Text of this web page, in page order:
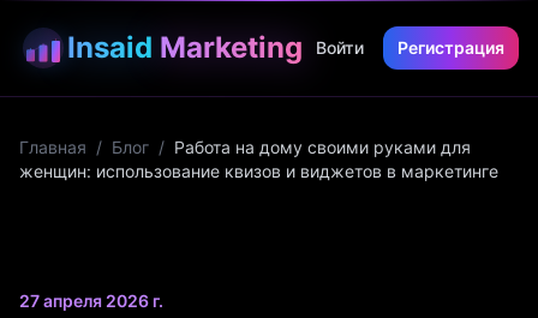
Insaid Marketing Войти Регистрация
Главная / Блог / Работа на дому своими руками для
женщин: использование квизов и виджетов в маркетинге
27 апреля 2026 г.